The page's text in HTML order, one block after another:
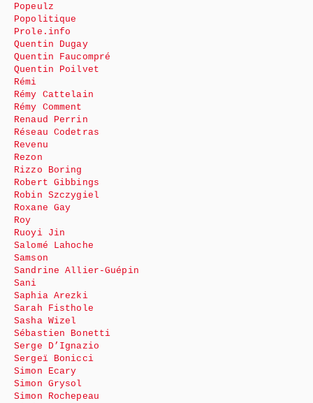
Popeulz
Popolitique
Prole.info
Quentin Dugay
Quentin Faucompré
Quentin Poilvet
Rémi
Rémy Cattelain
Rémy Comment
Renaud Perrin
Réseau Codetras
Revenu
Rezon
Rizzo Boring
Robert Gibbings
Robin Szczygiel
Roxane Gay
Roy
Ruoyi Jin
Salomé Lahoche
Samson
Sandrine Allier-Guépin
Sani
Saphia Arezki
Sarah Fisthole
Sasha Wizel
Sébastien Bonetti
Serge D’Ignazio
Sergeï Bonicci
Simon Ecary
Simon Grysol
Simon Rochepeau